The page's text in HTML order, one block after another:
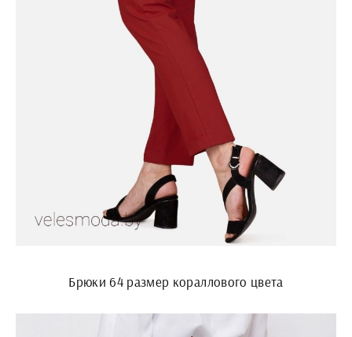
Брюки 64 размер кораллового цвета